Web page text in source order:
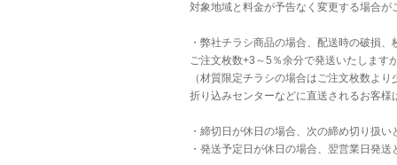
対象地域と料金が予告なく変更する場合が
・弊社チラシ商品の場合、配送時の破損
ご注文枚数+3～5％余分で発送いたします
（材質限定チラシの場合はご注文枚数よ
折り込みセンターなどに直送されるお客
・締切日が休日の場合、次の締め切り扱
・発送予定日が休日の場合、翌営業日発